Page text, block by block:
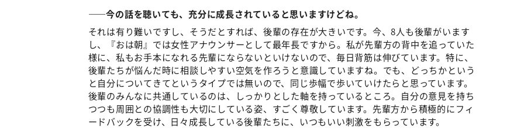
――今の話を聴いても、充分に成長されていると思いますけどね。
それは有り難いですし、そうだとすれば、後輩の存在が大きいです。今、8人も後輩がいます
し、『おは朝』では女性アナウンサーとして最年長ですから。私が先輩方の背中を追っていた
様に、私もお手本になれる先輩にならないといけないので、毎日背筋は伸びています。特に、
後輩たちが悩んだ時に相談しやすい空気を作ろうと意識していますね。でも、どっちかという
と自分についてきてというタイプでは無いので、同じ歩幅で歩いていけたらと思っています。
後輩のみんなに共通しているのは、しっかりとした軸を持っているところ。自分の意見を持ち
つつも周囲との協調性も大切にしている姿、すごく尊敬しています。先輩方から積極的にフィ
ードバックを受け、日々成長している後輩たちに、いつもいい刺激をもらっています。